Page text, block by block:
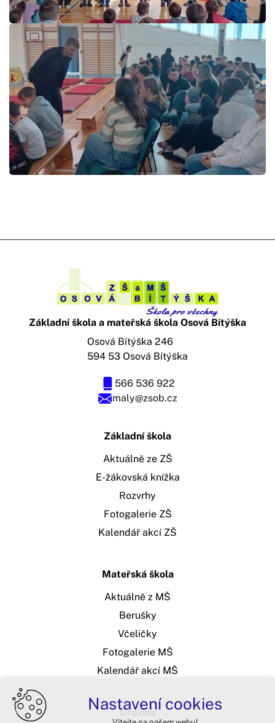
Základní škola a mateřská škola Osová Bítýška
maly@zsob.cz
566 536 922
Osová Bítýška 246
594 53 Osová Bítýška
Základní škola
Aktuálně ze ZŠ
E-žákovská knížka
Rozvrhy
Fotogalerie ZŠ
Kalendář akcí ZŠ
Mateřská škola
Aktuálně z MŠ
Berušky
Včeličky
Fotogalerie MŠ
Kalendář akcí MŠ
Družina
Nastavení cookies